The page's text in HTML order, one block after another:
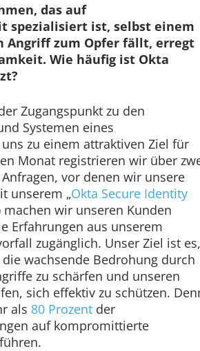
das auf
spezialisiert ist, selbst einem
Angriff zum Opfer fällt, erregt
Wie häufig ist Okta
Zugangspunkt zu den
Systemen eines
zu einem attraktiven Ziel für
Monat registrieren wir über
vor denen wir unsere
unserem „Okta Secure Identity
machen wir unseren Kunden
Erfahrungen aus unserem
zugänglich. Unser Ziel ist es,
wachsende Bedrohung durch
zu schärfen und unseren
sich effektiv zu schützen.
als 80 Prozent der
auf kompromittierte